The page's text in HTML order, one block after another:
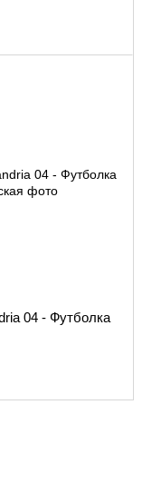
04 - Футболка